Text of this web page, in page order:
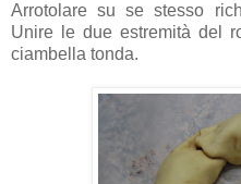
Arrotolare su se stesso
Unire le due estremità del
ciambella tonda.